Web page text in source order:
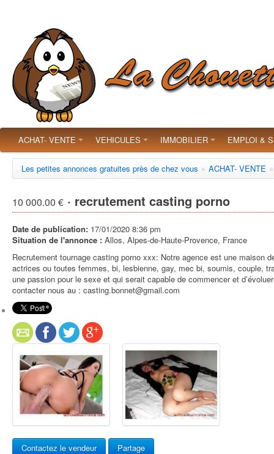
ACHAT- VENTE VEHICULES IMMOBILIER EMPLOI &
Les petites annonces gratuites près de chez vous » ACHAT- VENTE »
10 000.00 € · recrutement casting porno
Date de publication: 17/01/2020 8:36 pm
Situation de l'annonce : Allos, Alpes-de-Haute-Provence, France
Recrutement tournage casting porno xxx: Notre agence est une maison
actrices ou toutes femmes, bi, lesbienne, gay, mec bi, soumis, couple,
une passion pour le sexe et qui serait capable de commencer et
contacter nous au : casting.bonnet@gmail.com
Contactez le vendeur Partage